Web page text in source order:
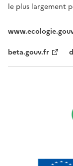
le plus largement
beta.gouv.fr